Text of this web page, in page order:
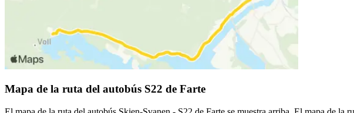
Mapa de la ruta del autobús S22 de Farte